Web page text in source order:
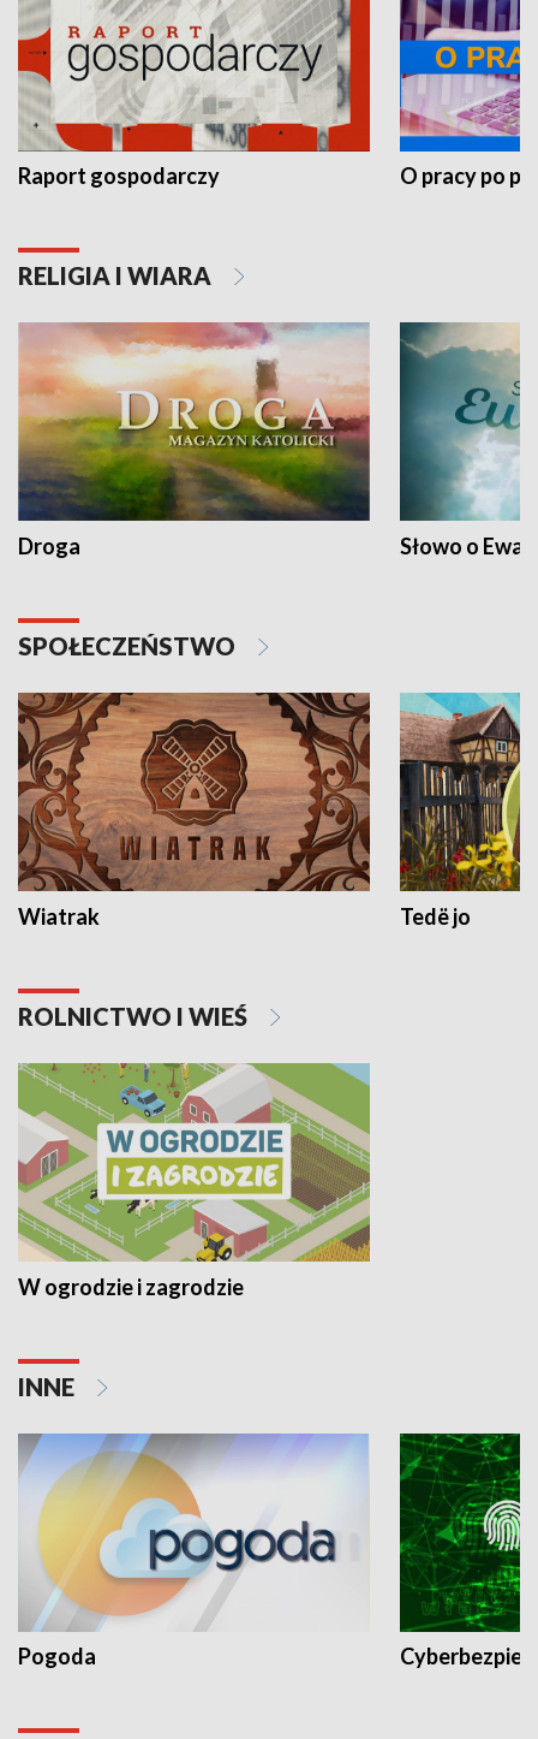
Raport gospodarczy O pracy po
RELIGIA I WIARA
Droga Słowo o
SPOŁECZEŃSTWO
Wiatrak Tedë jo
ROLNICTWO I WIEŚ
W ogrodzie i zagrodzie
INNE
Pogoda